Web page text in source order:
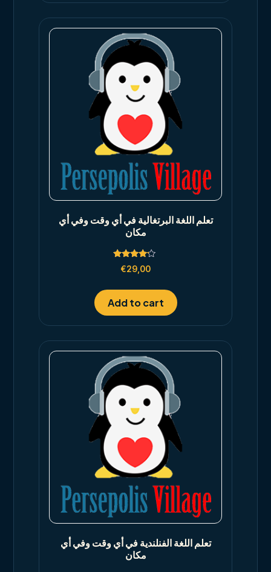
تعلم اللغة البرتغالية في أي وقت وفي أي
مكان
Rated
4.00
€29,00
Add to cart
تعلم اللغة الفنلندية في أي وقت وفي أي
مكان